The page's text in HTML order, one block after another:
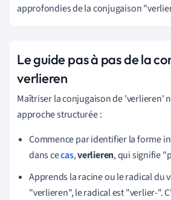
approfondies de la conjugaison
Le guide pas à pas de la
verlieren
Maîtriser la conjugaison de 'verlieren'
approche structurée :
Commence par identifier la forme
dans cecas,verlieren, qui signifie
Apprends la racine ou le radical du
"verlieren", le radical est "verlier-".